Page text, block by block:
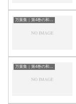
万葉集｜第4巻の和歌一覧
万葉集｜第4巻の和歌一覧